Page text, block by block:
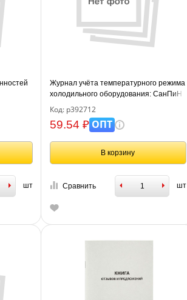
шт
Журнал учёта температурного режима
холодильного оборудования: СанПиН
2.3/2.4.3590-20; 27 стр., блок офсет
Код: р392712
59.54 ₽ОПТ
В корзину
Сравнить шт